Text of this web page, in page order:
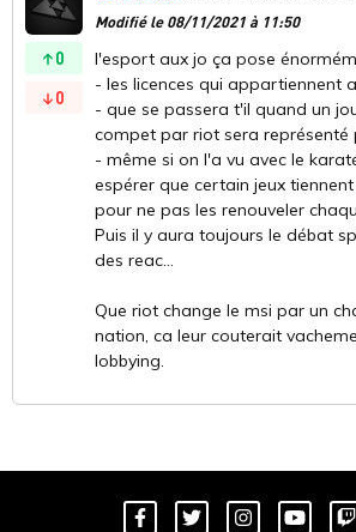
0
0
Modifié le 08/11/2021 à 11:50
l'esport aux jo ça pose
- les licences qui appartiennent
- que se passera t'il quand un
compet par riot sera représenté
- même si on l'a vu avec le
espérer que certain jeux
pour ne pas les renouveler
Puis il y aura toujours le débat
des reac...
Que riot change le msi par un
nation, ca leur couterait
lobbying.